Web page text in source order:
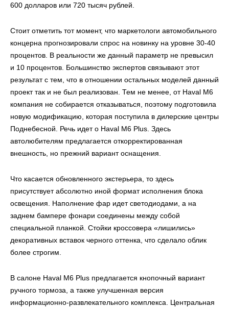
600 долларов или 720 тысяч рублей.
Стоит отметить тот момент, что маркетологи автомобильного
концерна прогнозировали спрос на новинку на уровне 30-40
процентов. В реальности же данный параметр не превысил
и 10 процентов. Большинство экспертов связывают этот
результат с тем, что в отношении остальных моделей данный
проект так и не был реализован. Тем не менее, от Haval M6
компания не собирается отказываться, поэтому подготовила
новую модификацию, которая поступила в дилерские центры
Поднебесной. Речь идет о Haval M6 Plus. Здесь
автолюбителям предлагается откорректированная
внешность, но прежний вариант оснащения.
Что касается обновленного экстерьера, то здесь
присутствует абсолютно иной формат исполнения блока
освещения. Наполнение фар идет светодиодами, а на
заднем бампере фонари соединены между собой
специальной планкой. Стойки кроссовера «лишились»
декоративных вставок черного оттенка, что сделало облик
более строгим.
В салоне Haval M6 Plus предлагается кнопочный вариант
ручного тормоза, а также улучшенная версия
информационно-развлекательного комплекса. Центральная